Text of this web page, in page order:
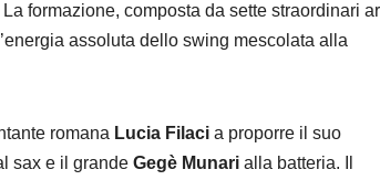
formazione, composta da sette straordinari
assoluta dello swing mescolata alla
romana Lucia Filaci a proporre il suo
sax e il grande Gegè Munari alla batteria. Il